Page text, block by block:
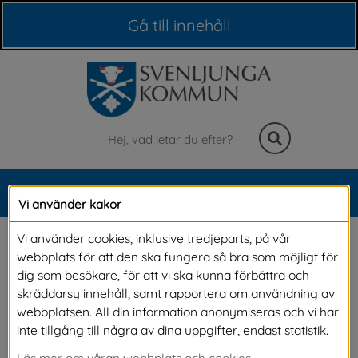
Gå till innehåll
Sök
Meny
Förskola
I vår kommun finns både kommunal och
fristående förskola. Förskolan stimulerar barns
utveckling och lärande och ger en trygg
Vi använder kakor
Vi använder cookies, inklusive tredjeparts, på vår
webbplats för att den ska fungera så bra som möjligt för
dig som besökare, för att vi ska kunna förbättra och
skräddarsy innehåll, samt rapportera om användning av
webbplatsen. All din information anonymiseras och vi har
inte tillgång till några av dina uppgifter, endast statistik.